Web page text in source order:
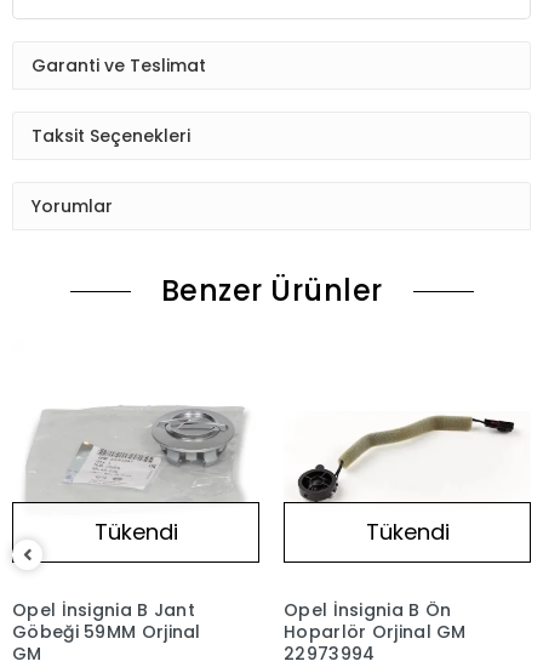
Garanti ve Teslimat
Taksit Seçenekleri
Yorumlar
Benzer Ürünler
Tükendi
Opel İnsignia B Jant
Göbeği 59MM Orjinal
GM
Tükendi
Opel İnsignia B Ön
Hoparlör Orjinal GM
22973994